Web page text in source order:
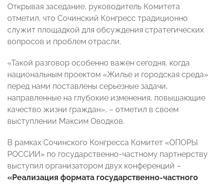
Открывая заседание, руководитель Комитета
отметил, что Сочинский Конгресс традиционно
служит площадкой для обсуждения стратегических
вопросов и проблем отрасли.
«Такой разговор особенно важен сегодня, когда
национальным проектом «Жилье и городская среда»
перед нами поставлены серьезные задачи,
направленные на глубокие изменения, повышающие
качество жизни граждан», – отметил в своем
выступлении Максим Оводков.
В рамках Сочинского Конгресса Комитет «ОПОРЫ
РОССИИ» по государственно-частному партнерству
выступил организатором двух конференций –
«Реализация формата государственно-частного